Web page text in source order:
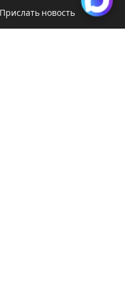
Прислать новость